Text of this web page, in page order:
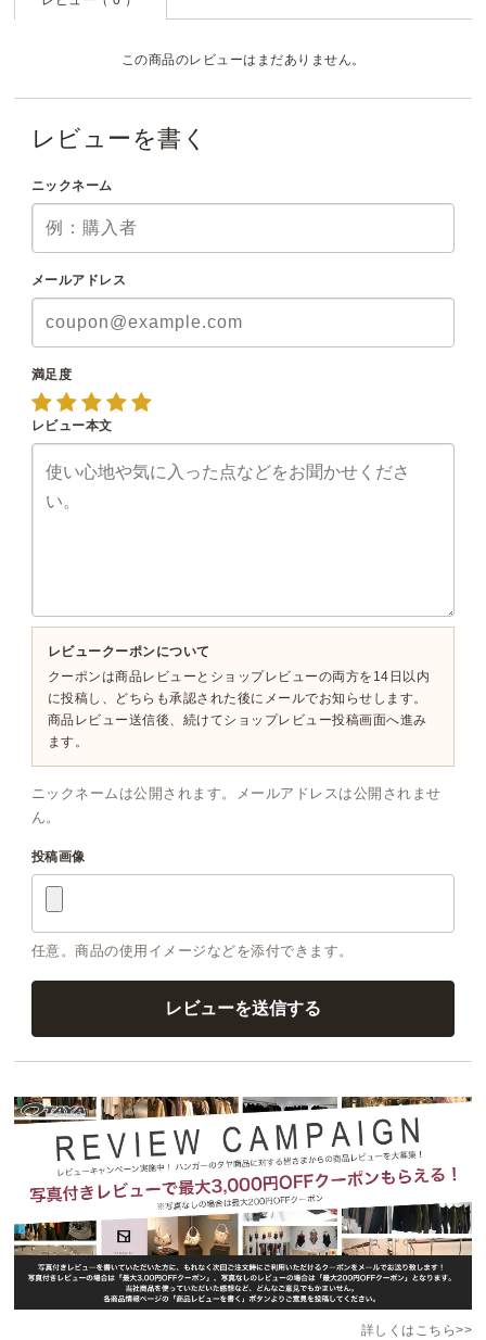
この商品のレビューはまだありません。
レビューを書く
ニックネーム
メールアドレス
満足度
レビュー本文
レビュークーポンについて
クーポンは商品レビューとショップレビューの両方を14日以内
に投稿し、どちらも承認された後にメールでお知らせします。
商品レビュー送信後、続けてショップレビュー投稿画面へ進み
ます。
ニックネームは公開されます。メールアドレスは公開されませ
ん。
投稿画像
任意。商品の使用イメージなどを添付できます。
詳しくはこちら>>